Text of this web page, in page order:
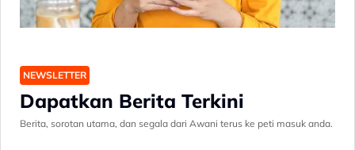
NEWSLETTER
Dapatkan Berita Terkini
Berita, sorotan utama, dan segala dari Awani terus ke peti masuk anda.